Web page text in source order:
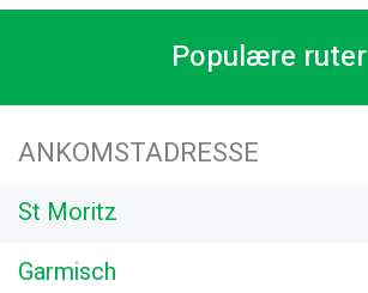
Populære ruter
ANKOMSTADRESSE
St Moritz
Garmisch